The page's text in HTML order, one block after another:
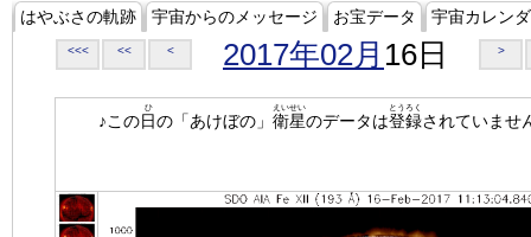
はやぶさの軌跡 宇宙からのメッセージ お宝データ 宇宙カレン
<<< << < 2017年02月 16日 >
♪この日
ひ
の「あけぼの」 衛星
えいせい
のデータは登録
とうろく
されていませ